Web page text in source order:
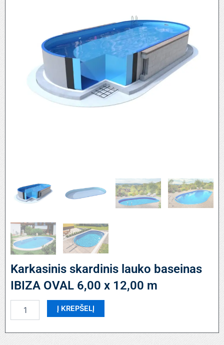
Karkasinis skardinis lauko baseinas
IBIZA OVAL 6,00 x 12,00 m
kiekis:
skardinis
Į KREPŠELĮ